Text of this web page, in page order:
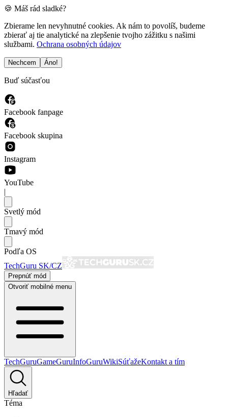
🍪 Máš rád sladké?
Zbierame len nevyhnutné cookies. Ak nám to povolíš, budeme
zbierať aj tie analytické na zlepšenie tvojho zážitku s našimi
službami. Ochrana osobných údajov
Nechcem Áno!
Buď súčasťou
Facebook fanpage
Facebook skupina
Instagram
YouTube
|
Svetlý mód
Tmavý mód
Podľa OS
TechGuru SK/CZ
Prepnúť mód
Otvoriť mobilné menu
TechGuruGameGuruInfoGuruWikiSúťažeKontakt a tím
Hľadať
Téma